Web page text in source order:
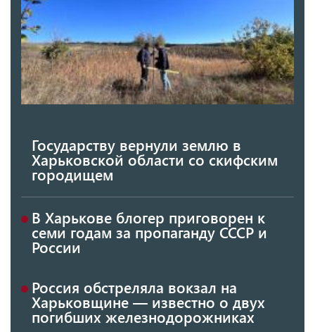
Государству вернули землю в
Харьковской области со скифским
городищем
В Харькове блогер приговорен к
семи годам за пропаганду СССР и
России
Россия обстреляла вокзал на
Харьковщине — известно о двух
погибших железнодорожниках